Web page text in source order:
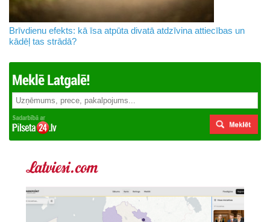
Brīvdienu efekts: kā īsa atpūta divatā atdzīvina attiecības un
kādēļ tas strādā?